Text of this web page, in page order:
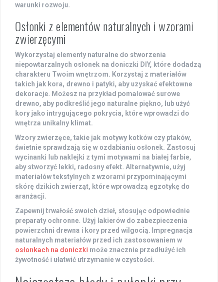
warunki rozwoju.
Osłonki z elementów naturalnych i wzorami
zwierzęcymi
Wykorzystaj elementy naturalne do stworzenia
niepowtarzalnych osłonek na doniczki DIY, które dodadzą
charakteru Twoim wnętrzom. Korzystaj z materiałów
takich jak kora, drewno i patyki, aby uzyskać efektowne
dekoracje. Możesz na przykład pomalować surowe
drewno, aby podkreślić jego naturalne piękno, lub użyć
kory jako intrygującego pokrycia, które wprowadzi do
wnętrza unikalny klimat.
Wzory zwierzęce, takie jak motywy kotków czy ptaków,
świetnie sprawdzają się w ozdabianiu osłonek. Zastosuj
wycinanki lub naklejki z tymi motywami na białej farbie,
aby stworzyć lekki, radosny efekt. Alternatywnie, użyj
materiałów tekstylnych z wzorami przypominającymi
skórę dzikich zwierząt, które wprowadzą egzotykę do
aranżacji.
Zapewnij trwałość swoich dzieł, stosując odpowiednie
preparaty ochronne. Użyj lakierów do zabezpieczenia
powierzchni drewna i kory przed wilgocią. Impregnacja
naturalnych materiałów przed ich zastosowaniem w
osłonkach na doniczki może znacznie przedłużyć ich
żywotność i ułatwić utrzymanie w czystości.